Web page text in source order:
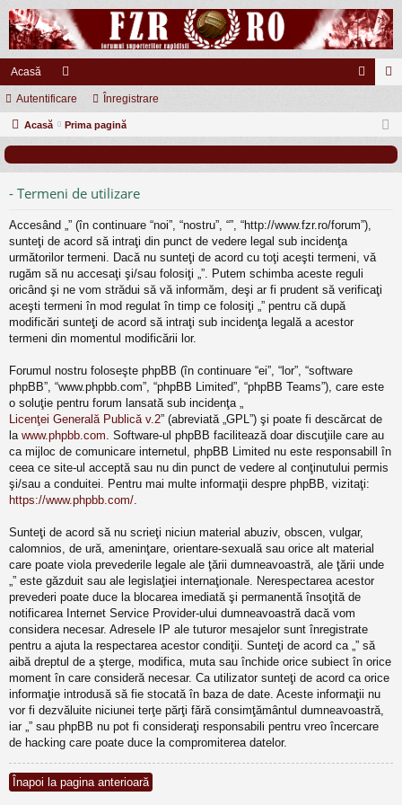
Acasă
or
u eg
Autentificare Înregistrare
Acasă Prima pagină
- Termeni de utilizare
Accesând „” (în continuare “noi”, “nostru”, “”, “http://www.fzr.ro/forum”),
sunteţi de acord să intraţi din punct de vedere legal sub incidenţa
următorilor termeni. Dacă nu sunteţi de acord cu toţi aceşti termeni, vă
rugăm să nu accesaţi şi/sau folosiţi „”. Putem schimba aceste reguli
oricând şi ne vom strădui să vă informăm, deşi ar fi prudent să verificaţi
aceşti termeni în mod regulat în timp ce folosiţi „” pentru că după
modificări sunteţi de acord să intraţi sub incidenţa legală a acestor
termeni din momentul modificării lor.
Forumul nostru foloseşte phpBB (în continuare “ei”, “lor”, “software
phpBB”, “www.phpbb.com”, “phpBB Limited”, “phpBB Teams”), care este
o soluţie pentru forum lansată sub incidenţa „
Licenţei Generală Publică v.2” (abreviată „GPL”) şi poate fi descărcat de
la www.phpbb.com . Software-ul phpBB facilitează doar discuţiile care au
ca mijloc de comunicare internetul, phpBB Limited nu este responsabill în
ceea ce site-ul acceptă sau nu din punct de vedere al conţinutului permis
şi/sau a conduitei. Pentru mai multe informaţii despre phpBB, vizitaţi:
https://www.phpbb.com/
Sunteţi de acord să nu scrieţi niciun material abuziv, obscen, vulgar,
calomnios, de ură, ameninţare, orientare-sexuală sau orice alt material
care poate viola prevederile legale ale ţării dumneavoastră, ale ţării unde
„” este găzduit sau ale legislaţiei internaţionale. Nerespectarea acestor
prevederi poate duce la blocarea imediată şi permanentă însoţită de
notificarea Internet Service Provider-ului dumneavoastră dacă vom
considera necesar. Adresele IP ale tuturor mesajelor sunt înregistrate
pentru a ajuta la respectarea acestor condiţii. Sunteţi de acord ca „” să
aibă dreptul de a şterge, modifica, muta sau închide orice subiect în orice
moment în care consideră necesar. Ca utilizator sunteţi de acord ca orice
informaţie introdusă să fie stocată în baza de date. Aceste informaţii nu
vor fi dezvăluite niciunei terţe părţi fără consimţământul dumneavoastră,
iar „” sau phpBB nu pot fi consideraţi responsabili pentru vreo încercare
de hacking care poate duce la compromiterea datelor.
Înapoi la pagina anterioară